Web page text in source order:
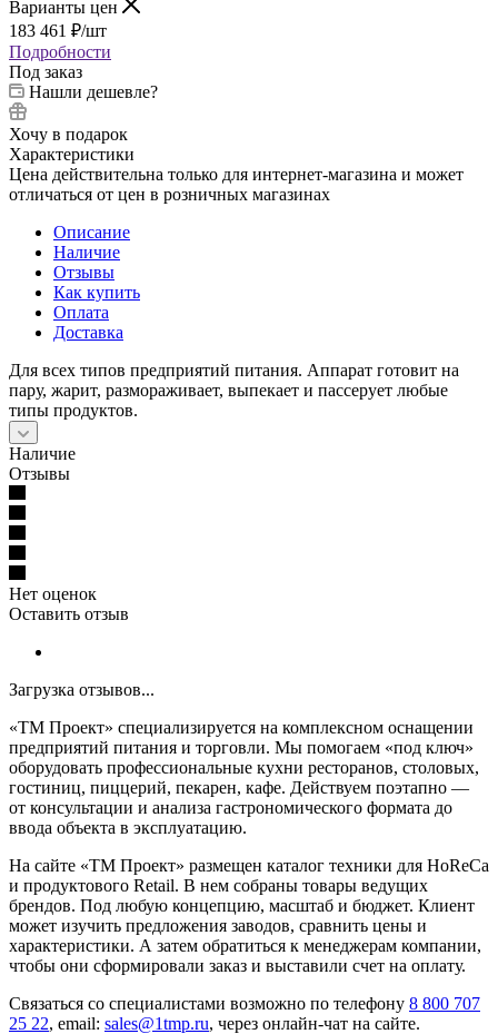
Варианты цен
183 461 ₽/шт
Подробности
Под заказ
Нашли дешевле?
Хочу в подарок
Характеристики
Цена действительна только для интернет-магазина и может
отличаться от цен в розничных магазинах
Описание
Наличие
Отзывы
Как купить
Оплата
Доставка
Для всех типов предприятий питания. Аппарат готовит на
пару, жарит, размораживает, выпекает и пассерует любые
типы продуктов.
Наличие
Отзывы
Нет оценок
Оставить отзыв
Загрузка отзывов...
«ТМ Проект» специализируется на комплексном оснащении
предприятий питания и торговли. Мы помогаем «под ключ»
оборудовать профессиональные кухни ресторанов, столовых,
гостиниц, пиццерий, пекарен, кафе. Действуем поэтапно —
от консультации и анализа гастрономического формата до
ввода объекта в эксплуатацию.
На сайте «ТМ Проект» размещен каталог техники для HoReCa
и продуктового Retail. В нем собраны товары ведущих
брендов. Под любую концепцию, масштаб и бюджет. Клиент
может изучить предложения заводов, сравнить цены и
характеристики. А затем обратиться к менеджерам компании,
чтобы они сформировали заказ и выставили счет на оплату.
Связаться со специалистами возможно по телефону 8 800 707
25 22, email: sales@1tmp.ru, через онлайн-чат на сайте.